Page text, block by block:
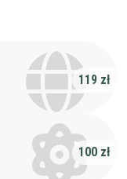
119 zł
100 zł